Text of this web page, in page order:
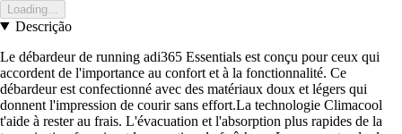
Loading...
Descrição
Le débardeur de running adi365 Essentials est conçu pour ceux qui
accordent de l'importance au confort et à la fonctionnalité. Ce
débardeur est confectionné avec des matériaux doux et légers qui
donnent l'impression de courir sans effort.La technologie Climacool
t'aide à rester au frais. L'évacuation et l'absorption plus rapides de la